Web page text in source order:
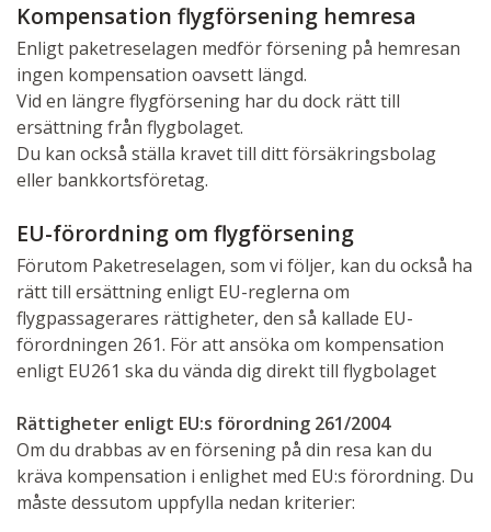
Kompensation flygförsening hemresa
Enligt paketreselagen medför försening på hemresan
ingen kompensation oavsett längd.
Vid en längre flygförsening har du dock rätt till
ersättning från flygbolaget.
Du kan också ställa kravet till ditt försäkringsbolag
eller bankkortsföretag.
EU-förordning om flygförsening
Förutom Paketreselagen, som vi följer, kan du också ha
rätt till ersättning enligt EU-reglerna om
flygpassagerares rättigheter, den så kallade EU-
förordningen 261. För att ansöka om kompensation
enligt EU261 ska du vända dig direkt till flygbolaget
Rättigheter enligt EU:s förordning 261/2004
Om du drabbas av en försening på din resa kan du
kräva kompensation i enlighet med EU:s förordning. Du
måste dessutom uppfylla nedan kriterier: